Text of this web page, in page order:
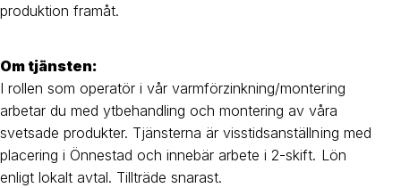
produktion framåt.
Om tjänsten:
I rollen som operatör i vår varmförzinkning/montering
arbetar du med ytbehandling och montering av våra
svetsade produkter. Tjänsterna är visstidsanställning med
placering i Önnestad och innebär arbete i 2-skift. Lön
enligt lokalt avtal. Tillträde snarast.